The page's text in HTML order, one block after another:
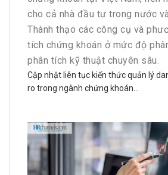
cho cả nhà đầu tư trong nước
Thành thạo các công cụ và
tích chứng khoán ở mức độ
phân tích kỹ thuật chuyên sâu.
Cập nhật liên tục kiến thức quản lý
ro trong ngành chứng khoán…